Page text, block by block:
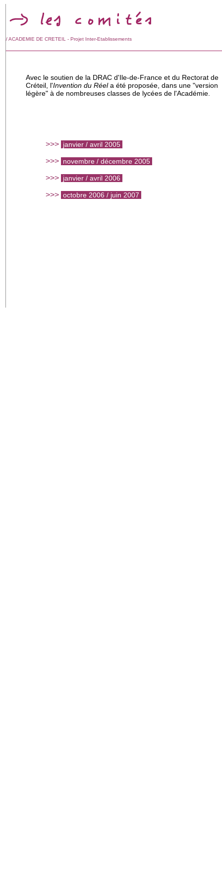
/ ACADEMIE DE CRETEIL - Projet Inter-Etablissements
Avec le soutien de la DRAC d'Ile-de-France et du Rectorat de
Créteil, l'Invention du Réela été proposée, dans une "version
légère" à de nombreuses classes de lycées de l'Académie.
>>> janvier / avril 2005
>>> novembre / décembre 2005
>>> janvier / avril 2006
>>> octobre 2006 / juin 2007